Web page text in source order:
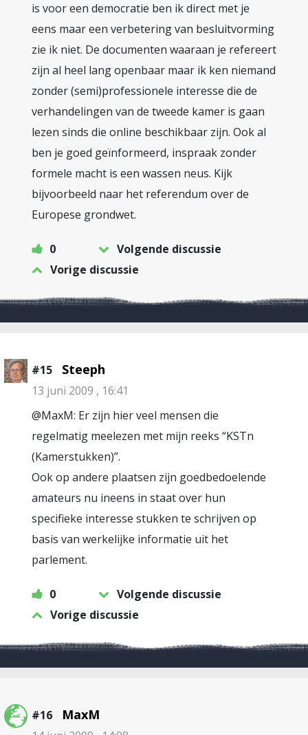
is voor een democratie ben ik direct met je
eens maar een verbetering van besluitvorming
zie ik niet. De documenten waaraan je refereert
zijn al heel lang openbaar maar ik ken niemand
zonder (semi)professionele interesse die de
verhandelingen van de tweede kamer is gaan
lezen sinds die online beschikbaar zijn. Ook al
ben je goed geïnformeerd, inspraak zonder
formele macht is een wassen neus. Kijk
bijvoorbeeld naar het referendum over de
Europese grondwet.
0
Volgende discussie
Vorige discussie
#15 Steeph
13 juni 2009 , 16:41
@MaxM: Er zijn hier veel mensen die
regelmatig meelezen met mijn reeks “KSTn
(Kamerstukken)”.
Ook op andere plaatsen zijn goedbedoelende
amateurs nu ineens in staat over hun
specifieke interesse stukken te schrijven op
basis van werkelijke informatie uit het
parlement.
0
Volgende discussie
Vorige discussie
#16 MaxM